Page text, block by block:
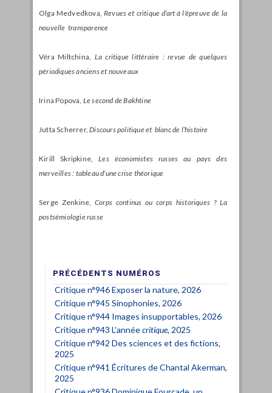
Olga Medvedkova, Revues et critique d’art à l’épreuve de la
nouvelle transparence
Véra Miltchina, La critique littéraire : revue de quelques
périodiques anciens et nouveaux
Irina Popova, Le second de Bakhtine
Jutta Scherrer,Discours politique et blanc de l’histoire
Kirill Skripkine,Les économistes russes au pays des
merveilles : tableau d’une crise théorique
Serge Zenkine, Corps continus ou corps historiques ? La
postsémiologie russe
PRÉCÉDENTS NUMÉROS
Critique n°946 Exposer la nature, 2026
Critique n°945 Sinophonies, 2026
Critique n°944 Images insupportables, 2026
Critique n°943 L’annéecritique, 2025
Critique n°942 Des sciences et des fictions,
2025
Critique n°941 Écritures de Chantal Akerman,
2025